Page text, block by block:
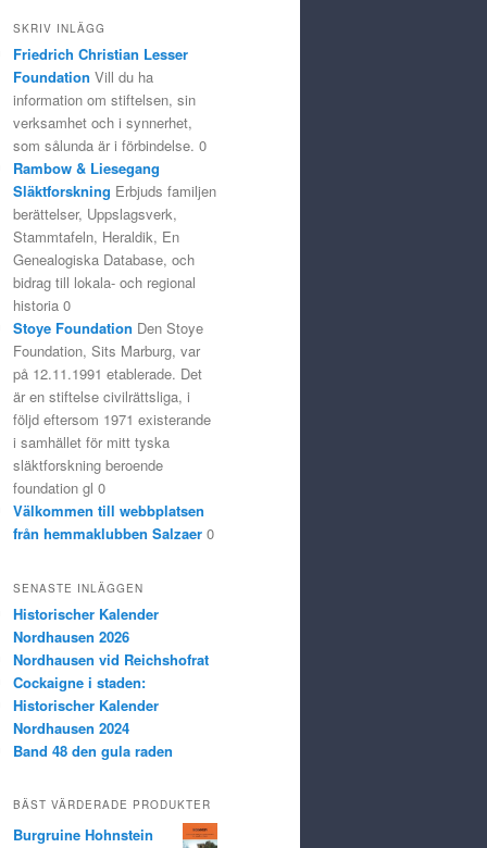
SKRIV INLÄGG
Friedrich Christian Lesser
Foundation Vill du ha
information om stiftelsen, sin
verksamhet och i synnerhet,
som sålunda är i förbindelse. 0
Rambow & Liesegang
Släktforskning Erbjuds familjen
berättelser, Uppslagsverk,
Stammtafeln, Heraldik, En
Genealogiska Database, och
bidrag till lokala- och regional
historia 0
Stoye Foundation Den Stoye
Foundation, Sits Marburg, var
på 12.11.1991 etablerade. Det
är en stiftelse civilrättsliga, i
följd eftersom 1971 existerande
i samhället för mitt tyska
släktforskning beroende
foundation gl 0
Välkommen till webbplatsen
från hemmaklubben Salzaer 0
SENASTE INLÄGGEN
Historischer Kalender
Nordhausen 2026
Nordhausen vid Reichshofrat
Cockaigne i staden:
Historischer Kalender
Nordhausen 2024
Band 48 den gula raden
BÄST VÄRDERADE PRODUKTER
Burgruine Hohnstein